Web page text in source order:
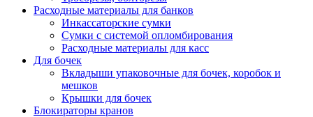
Расходные материалы для банков
Инкассаторские сумки
Сумки с системой опломбирования
Расходные материалы для касс
Для бочек
Вкладыши упаковочные для бочек, коробок и
мешков
Крышки для бочек
Блокираторы кранов